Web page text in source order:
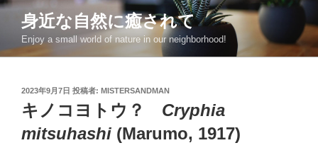
コ
ン
身近な自然に癒されて
Enjoy a small world of nature in our neighborhood!
投
稿
日:
2023年9月7日 投稿者: MISTERSANDMAN
キノコヨトウ？ Cryphia
mitsuhashi (Marumo, 1917)